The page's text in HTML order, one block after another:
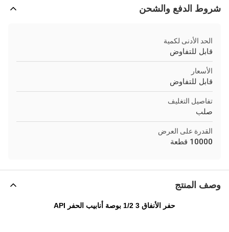
شروط الدفع والشحن
الحد الأدنى لكمية
قابل للتفاوض
الأسعار
قابل للتفاوض
تفاصيل التغليف
صلب
القدرة على العرض
10000 قطعة
وصف المنتج
حفر الأنفاق 3 1/2 بوصة أنابيب الحفر API